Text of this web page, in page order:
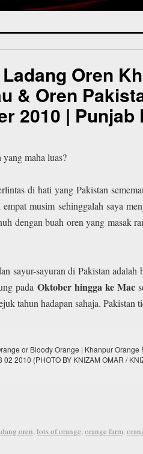
Oren
& Oren
2010 |
yang maha luas?
di hati yang Pakistan
musim sehinggalah saya
dengan buah oren yang masak
sayur-sayuran di Pakistan
pada Oktober hingga ke Mac
tahun hadapan sahaja. Pakistan
or Bloody Orange | Khanpur
02 2010 (PHOTO BY KNIZAM OMAR /
oren,lots of orange,orange farm,